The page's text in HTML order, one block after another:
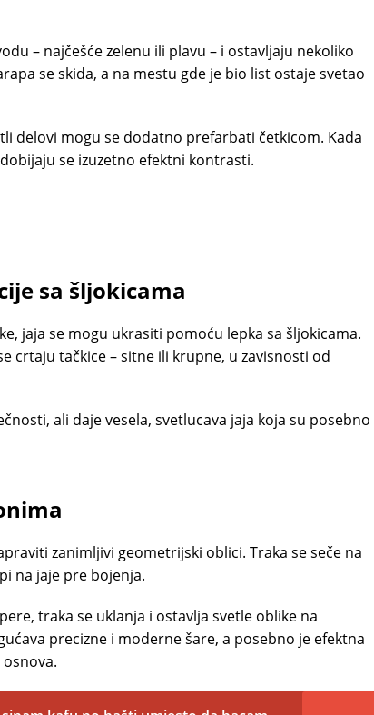
– najčešće zelenu ili plavu – i ostavljaju nekoliko
se skida, a na mestu gde je bio list ostaje svetao
delovi mogu se dodatno prefarbati četkicom. Kada
se izuzetno efektni kontrasti.
sa šljokicama
jaja se mogu ukrasiti pomoću lepka sa šljokicama.
crtaju tačkice – sitne ili krupne, u zavisnosti od
ali daje vesela, svetlucava jaja koja su posebno
zanimljivi geometrijski oblici. Traka se seče na
na jaje pre bojenja.
traka se uklanja i ostavlja svetle oblike na
precizne i moderne šare, a posebno je efektna